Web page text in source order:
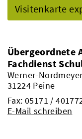
Visitenkarte
Übergeordnete
Fachdienst
Werner-
31224 Peine
Fax: 05171 /
E-Mail schreiben